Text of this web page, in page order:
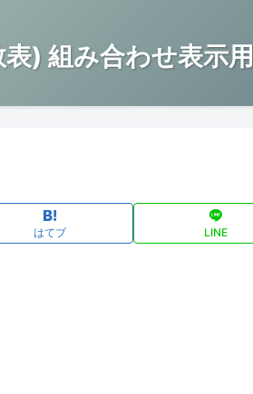
) 組み合わせ表示
はてブ LINE